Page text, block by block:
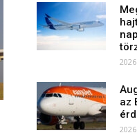
az